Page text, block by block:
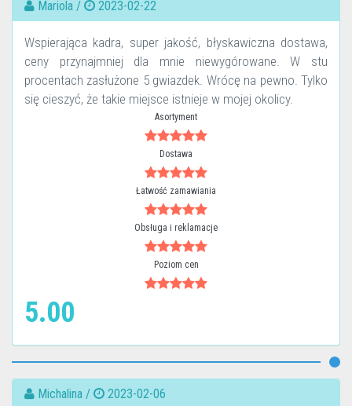
Mariola / 2023-02-22
Wspierająca kadra, super jakość, błyskawiczna dostawa,
ceny przynajmniej dla mnie niewygórowane. W stu
procentach zasłużone 5 gwiazdek. Wrócę na pewno. Tylko
się cieszyć, że takie miejsce istnieje w mojej okolicy.
Asortyment
Dostawa
Łatwość zamawiania
Obsługa i reklamacje
Poziom cen
5.00
Michalina / 2023-02-06